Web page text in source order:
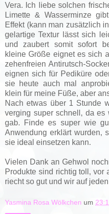
Vera. Ich liebe solchen
Limette & Wasserminze
Effekt (kann man zusätzlich
gelartige Textur lässt sich
und zaubert somit sofort
kleine Größe eignet es sich
zehenfreien Antirutsch-
eignen sich für Pediküre
sie heute auch mal
klein für meine Füße, aber
Nach etwas über 1 Stunde
verging super schnell, da es
gab. Finde es super wie
Anwendung erklärt wurden,
sie ideal einsetzen kann.
Vielen Dank an Gehwol
Produkte sind richtig toll, vor
riecht so gut und wir auf
Yasmina Rosa Wölkchen um